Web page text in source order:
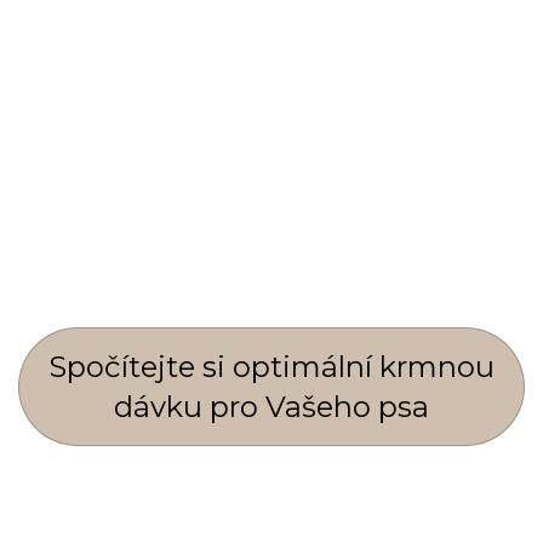
Spočí­tejte si optimální krmnou
dávku pro Vašeho psa